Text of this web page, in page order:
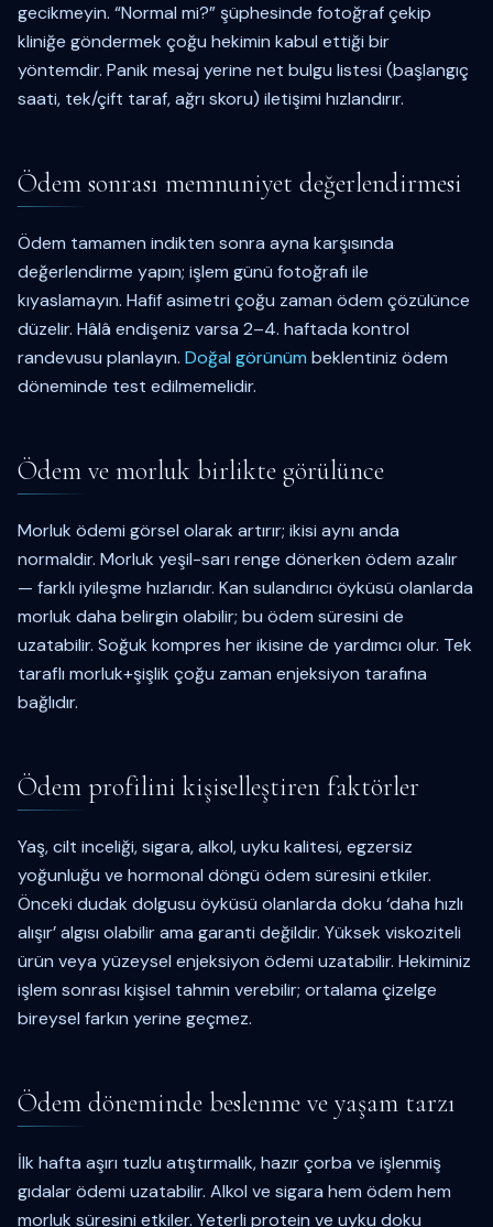
gecikmeyin. “Normal mi?” şüphesinde fotoğraf çekip
kliniğe göndermek çoğu hekimin kabul ettiği bir
yöntemdir. Panik mesaj yerine net bulgu listesi (başlangıç
saati, tek/çift taraf, ağrı skoru) iletişimi hızlandırır.
Ödem sonrası memnuniyet değerlendirmesi
Ödem tamamen indikten sonra ayna karşısında
değerlendirme yapın; işlem günü fotoğrafı ile
kıyaslamayın. Hafif asimetri çoğu zaman ödem çözülünce
düzelir. Hâlâ endişeniz varsa 2–4. haftada kontrol
randevusu planlayın. Doğal görünüm beklentiniz ödem
döneminde test edilmemelidir.
Ödem ve morluk birlikte görülünce
Morluk ödemi görsel olarak artırır; ikisi aynı anda
normaldir. Morluk yeşil-sarı renge dönerken ödem azalır
— farklı iyileşme hızlarıdır. Kan sulandırıcı öyküsü olanlarda
morluk daha belirgin olabilir; bu ödem süresini de
uzatabilir. Soğuk kompres her ikisine de yardımcı olur. Tek
taraflı morluk+şişlik çoğu zaman enjeksiyon tarafına
bağlıdır.
Ödem profilini kişiselleştiren faktörler
Yaş, cilt inceliği, sigara, alkol, uyku kalitesi, egzersiz
yoğunluğu ve hormonal döngü ödem süresini etkiler.
Önceki dudak dolgusu öyküsü olanlarda doku ‘daha hızlı
alışır’ algısı olabilir ama garanti değildir. Yüksek viskoziteli
ürün veya yüzeysel enjeksiyon ödemi uzatabilir. Hekiminiz
işlem sonrası kişisel tahmin verebilir; ortalama çizelge
bireysel farkın yerine geçmez.
Ödem döneminde beslenme ve yaşam tarzı
İlk hafta aşırı tuzlu atıştırmalık, hazır çorba ve işlenmiş
gıdalar ödemi uzatabilir. Alkol ve sigara hem ödem hem
morluk süresini etkiler. Yeterli protein ve uyku doku